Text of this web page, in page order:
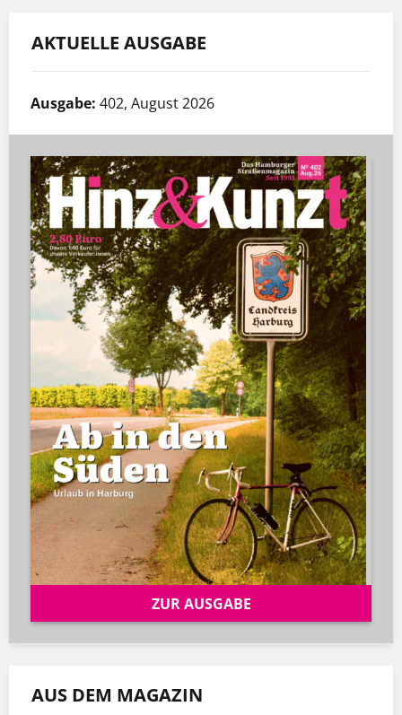
AKTUELLE AUSGABE
Ausgabe: 402, August 2026
ZUR AUSGABE
AUS DEM MAGAZIN